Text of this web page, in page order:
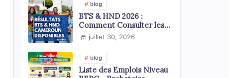
blog
BTS & HND 2026 :
Comment Consulter les
Résultats ?
juillet 30, 2026
blog
Liste des Emplois Niveau